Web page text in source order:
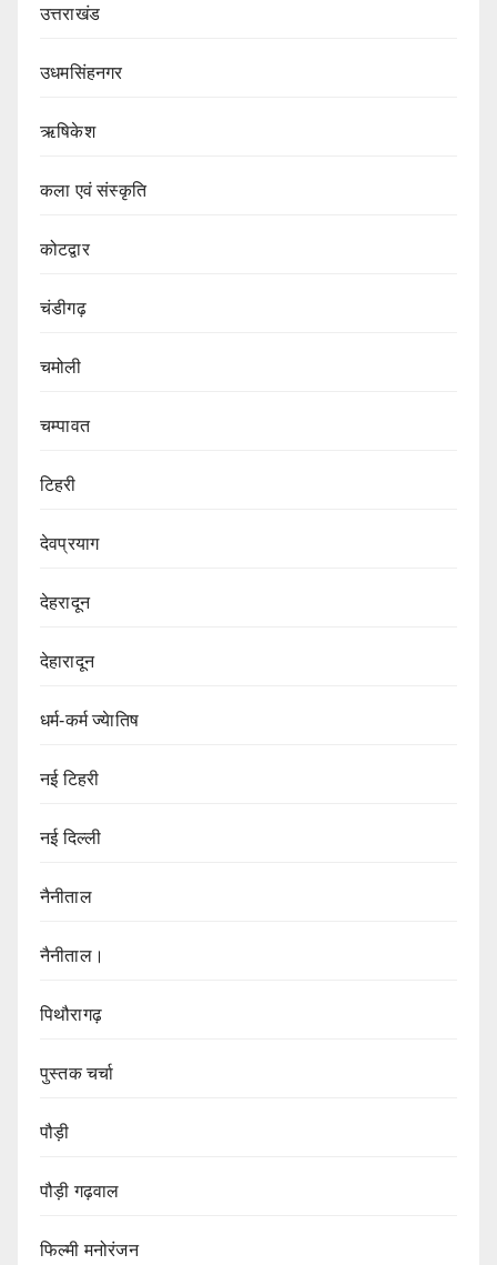
उत्तराखंड
उधमसिंहनगर
ऋषिकेश
कला एवं संस्कृति
कोटद्वार
चंडीगढ़
चमोली
चम्पावत
टिहरी
देवप्रयाग
देहरादून
देहारादून
धर्म-कर्म ज्येातिष
नई टिहरी
नई दिल्ली
नैनीताल
नैनीताल।
पिथौरागढ़
पुस्तक चर्चा
पौड़ी
पौड़ी गढ़वाल
फिल्मी मनोरंजन